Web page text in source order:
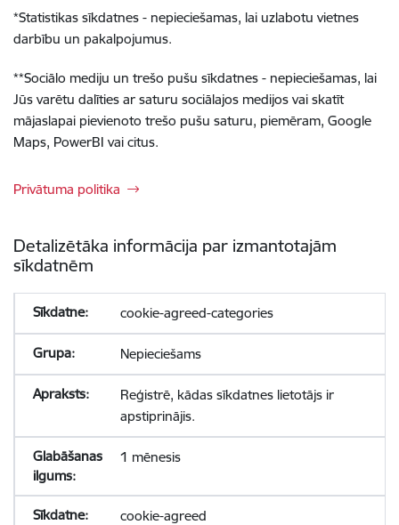
*Statistikas sīkdatnes - nepieciešamas, lai uzlabotu vietnes
darbību un pakalpojumus.
**Sociālo mediju un trešo pušu sīkdatnes - nepieciešamas, lai
Jūs varētu dalīties ar saturu sociālajos medijos vai skatīt
mājaslapai pievienoto trešo pušu saturu, piemēram, Google
Maps, PowerBI vai citus.
Privātuma politika
Detalizētāka informācija par izmantotajām
sīkdatnēm
cookie-agreed-categories
Nepieciešams
Reģistrē, kādas sīkdatnes lietotājs ir
apstiprinājis.
1 mēnesis
cookie-agreed